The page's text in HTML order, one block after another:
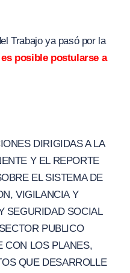
Trabajo ya pasó por la
es posible postularse a
DIRIGIDAS A LA
Y EL REPORTE
EL SISTEMA DE
VIGILANCIA Y
SEGURIDAD SOCIAL
PUBLICO
CON LOS PLANES,
QUE DESARROLLE